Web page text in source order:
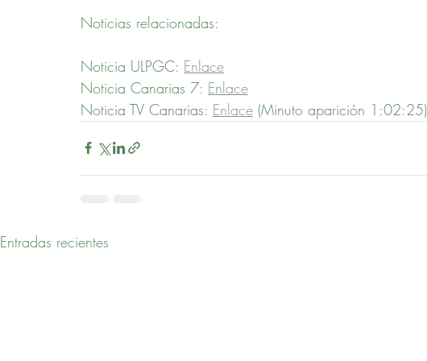
Noticias relacionadas:
Noticia ULPGC: Enlace
Noticia Canarias 7: Enlace
Noticia TV Canarias: Enlace (Minuto aparición 1:02:25)
Entradas recientes